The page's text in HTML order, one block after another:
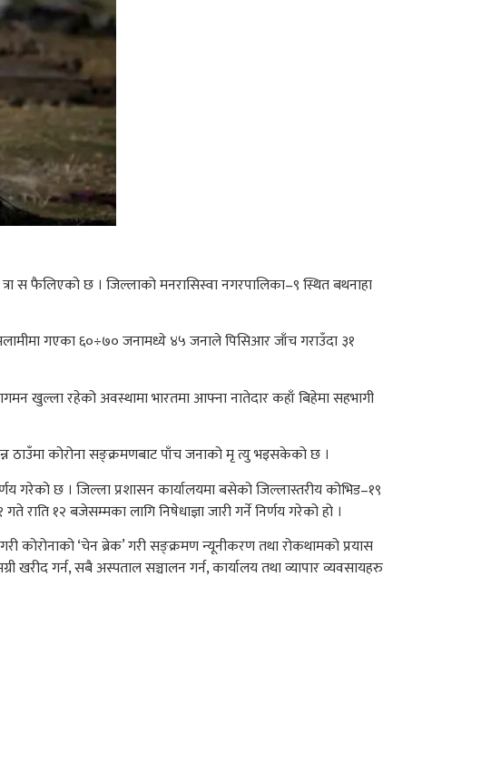
स फैलिएको छ । जिल्लाको मनरासिस्वा नगरपालिका–९ स्थित बथनाहा
गएका ६०÷७० जनामध्ये ४५ जनाले पिसिआर जाँच गराउँदा ३१
खुल्ला रहेको अवस्थामा भारतमा आफ्ना नातेदार कहाँ बिहेमा सहभागी
ठाउँमा कोरोना सङ्क्रमणबाट पाँच जनाको मृ त्यु भइसकेको छ ।
गरेको छ । जिल्ला प्रशासन कार्यालयमा बसेको जिल्लास्तरीय कोभिड–१९
१२ बजेसम्मका लागि निषेधाज्ञा जारी गर्ने निर्णय गरेको हो ।
कोरोनाको ‘चेन ब्रेक’ गरी सङ्क्रमण न्यूनीकरण तथा रोकथामको प्रयास
गर्न, सबै अस्पताल सञ्चालन गर्न, कार्यालय तथा व्यापार व्यवसायहरु